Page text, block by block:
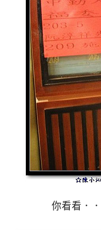
你看看．